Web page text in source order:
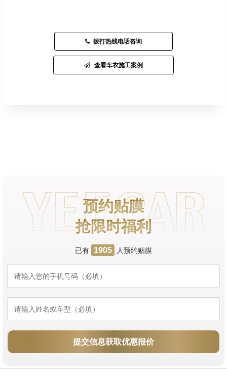
拨打热线电话咨询
查看车衣施工案例
预约贴膜
抢限时福利
已有 1905 人预约贴膜
提交信息获取优惠报价